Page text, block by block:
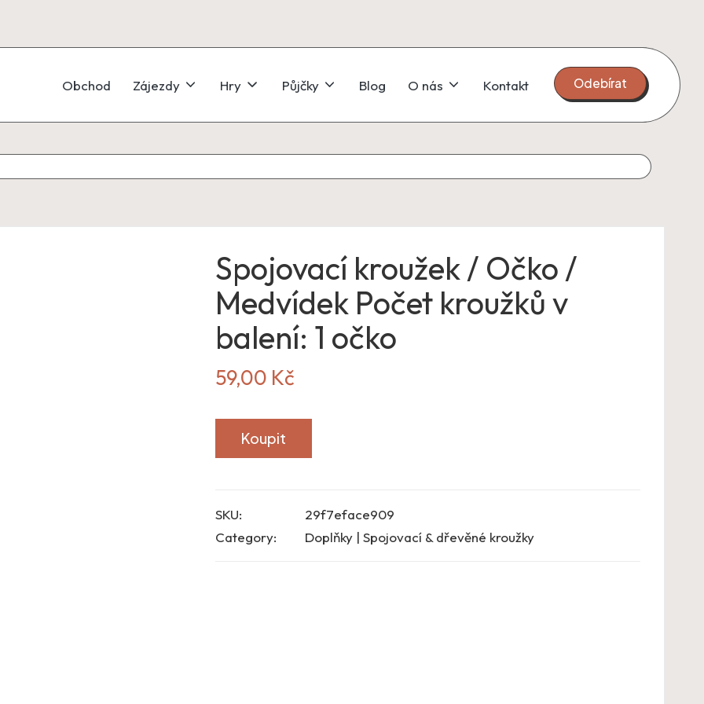
Obchod Zájezdy Hry Půjčky Blog O nás Kontakt Odebírat
Spojovací kroužek / Očko /
Medvídek Počet kroužků v
balení: 1 očko
59,00 Kč
Koupit
SKU:
29f7eface909
Category:
Doplňky | Spojovací & dřevěné kroužky